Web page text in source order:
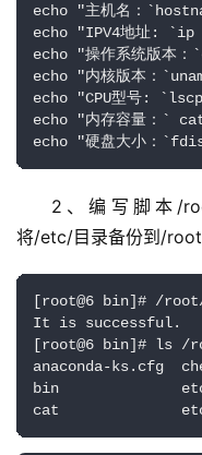
echo "主机名：
echo "IPV4地址:
echo "操作系统版
echo "内核版本：
echo "CPU型号:
echo "内存容量：`
echo "硬盘大小
2、编写脚本/
将/etc/目录备份到/
[root@6 bin]# /
It is successful.
[root@6 bin]# ls /
anaconda-ks.cfg
bin
cat